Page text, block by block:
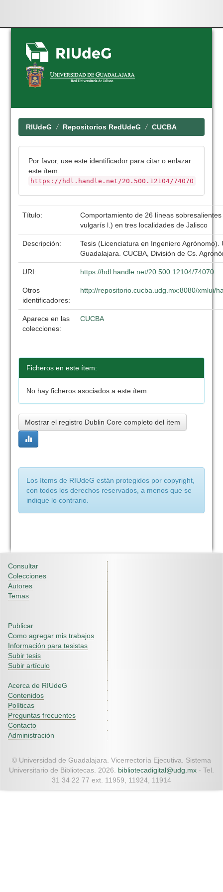
Skip
navigation
RIUdeG Repositorios RedUdeG CUCBA
Por favor, use este identificador para citar o enlazar
este ítem:
https://hdl.handle.net/20.500.12104/74070
Título:
Comportamiento de 26 líneas
vulgarís l.) en tres localidades de Jalisco
Descripción:
Tesis (Licenciatura en Ingeniero Agrónomo).
Guadalajara. CUCBA, División de Cs.
URI: https://hdl.handle.net/20.500.12104/74070
Otros
identificadores:
http://repositorio.cucba.udg.mx:8080/xmlui/
Aparece en las
colecciones:
CUCBA
Ficheros en este ítem:
No hay ficheros asociados a este ítem.
Mostrar el registro Dublin Core completo del ítem
Los ítems de RIUdeG están protegidos por copyright,
con todos los derechos reservados, a menos que se
indique lo contrario.
Consultar
Colecciones
Autores
Temas
Publicar
Como agregar mis trabajos
Información para tesistas
Subir tesis
Subir artículo
Acerca de RIUdeG
Contenidos
Políticas
Preguntas frecuentes
Contacto
Administración
© Universidad de Guadalajara. Vicerrectoría Ejecutiva. Sistema
Universitario de Bibliotecas. 2026. bibliotecadigital@udg.mx - Tel.
31 34 22 77 ext. 11959, 11924, 11914